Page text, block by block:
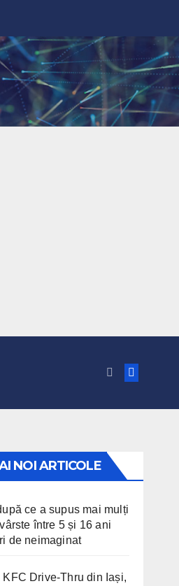
NOI ARTICOLE
ce a supus mai mulți
între 5 și 16 ani
de neimaginat
KFC Drive-Thru din Iași,